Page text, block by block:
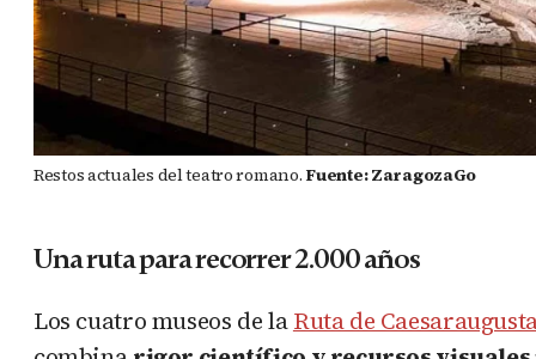
Restos actuales del teatro romano. Fuente: ZaragozaGo
Una ruta para recorrer 2.000 años
Los cuatro museos de laRuta de